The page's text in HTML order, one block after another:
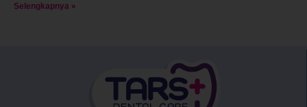
Selengkapnya »